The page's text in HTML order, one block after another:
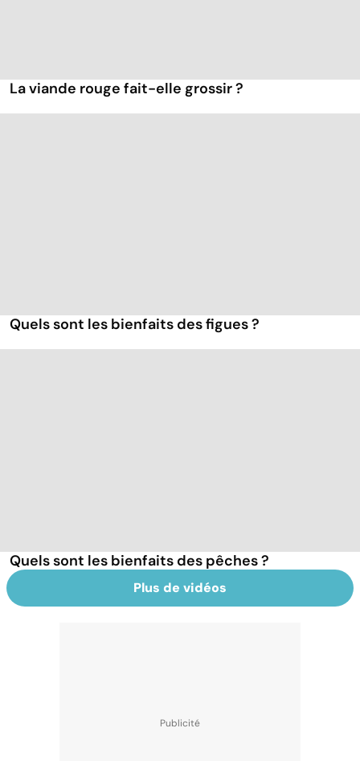
La viande rouge fait-elle grossir ?
Quels sont les bienfaits des figues ?
Quels sont les bienfaits des pêches ?
Plus de vidéos